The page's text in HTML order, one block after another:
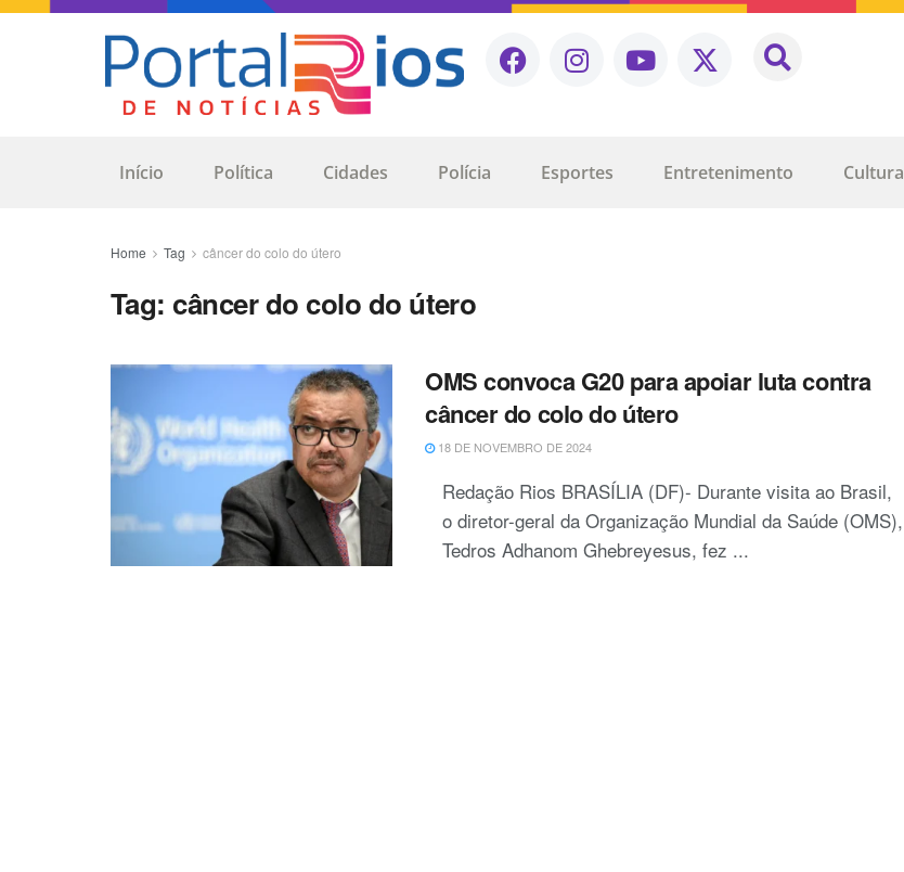
Início Política Cidades Polícia Esportes Entretenimento Cultura
Home Tag câncer do colo do útero
Tag: câncer do colo do útero
OMS convoca G20 para apoiar luta contra
câncer do colo do útero
18 DE NOVEMBRO DE 2024
Redação Rios BRASÍLIA (DF)- Durante visita ao Brasil,
o diretor-geral da Organização Mundial da Saúde (OMS),
Tedros Adhanom Ghebreyesus, fez ...